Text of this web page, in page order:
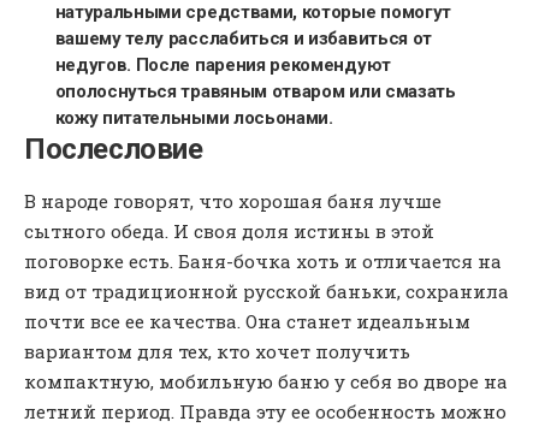
натуральными средствами, которые помогут
вашему телу расслабиться и избавиться от
недугов. После парения рекомендуют
ополоснуться травяным отваром или смазать
кожу питательными лосьонами.
Послесловие
В народе говорят, что хорошая баня лучше
сытного обеда. И своя доля истины в этой
поговорке есть. Баня-бочка хоть и отличается на
вид от традиционной русской баньки, сохранила
почти все ее качества. Она станет идеальным
вариантом для тех, кто хочет получить
компактную, мобильную баню у себя во дворе на
летний период. Правда эту ее особенность можно